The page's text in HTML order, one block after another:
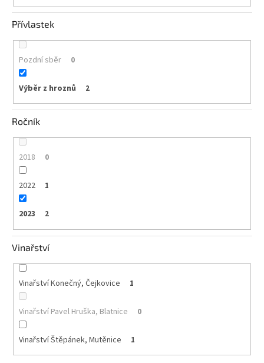
Přihlášení
Přívlastek
Pozdní sběr 0
Výběr z hroznů 2
Ročník
2018 0
2022 1
2023 2
Vinařství
Vinařství Konečný, Čejkovice 1
Vinařství Pavel Hruška, Blatnice 0
Vinařství Štěpánek, Mutěnice 1